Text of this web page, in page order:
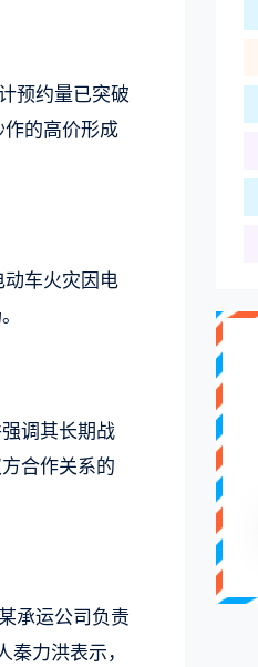
预约量已突破
的高价形成
车火灾因电
调其长期战
合作关系的
承运公司负责
力洪表示，